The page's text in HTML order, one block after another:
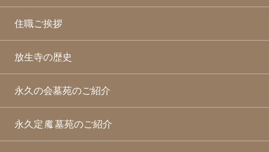
住職ご挨拶
放生寺の歴史
永久の会墓苑のご紹介
永久定 墓苑のご紹介